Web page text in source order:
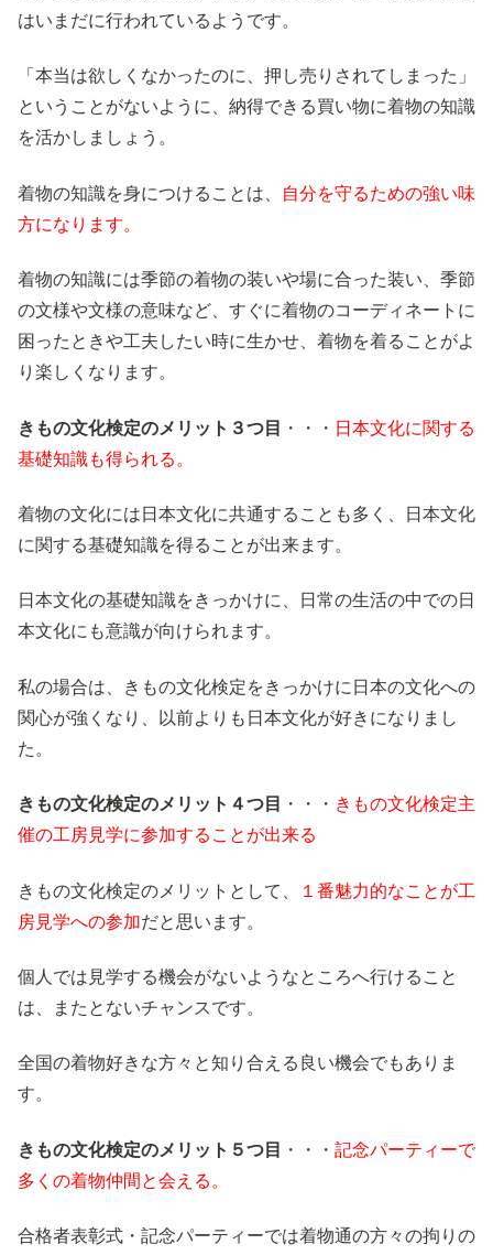
はいまだに行われているようです。
「本当は欲しくなかったのに、押し売りされてしまった」
ということがないように、納得できる買い物に着物の知識
を活かしましょう。
着物の知識を身につけることは、
自分を守るための強い味
方になります。
着物の知識には季節の着物の装いや場に合った装い、季節
の文様や文様の意味など、すぐに着物のコーディネートに
困ったときや工夫したい時に生かせ、着物を着ることがよ
り楽しくなります。
きもの文化検定のメリット３つ目 ・・・ 日本文化に関する
基礎知識も得られる。
着物の文化には日本文化に共通することも多く、日本文化
に関する基礎知識を得ることが出来ます。
日本文化の基礎知識をきっかけに、日常の生活の中での日
本文化にも意識が向けられます。
私の場合は、きもの文化検定をきっかけに日本の文化への
関心が強くなり、以前よりも日本文化が好きになりまし
た。
きもの文化検定のメリット４つ目 ・・・ きもの文化検定主
催の工房見学に参加することが出来る
きもの文化検定のメリットとして、
１番魅力的なことが工
房見学への参加だと思います。
個人では見学する機会がないようなところへ行けること
は、またとないチャンスです。
全国の着物好きな方々と知り合える良い機会でもありま
す。
きもの文化検定のメリット５つ目 ・・・ 記念パーティーで
多くの着物仲間と会える。
合格者表彰式・記念パーティーでは着物通の方々の拘りの